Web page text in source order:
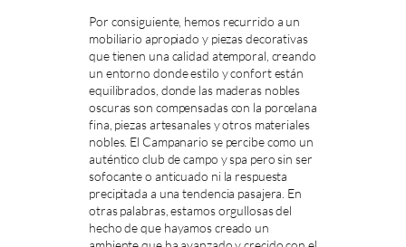
Por consiguiente, hemos recurrido a un
mobiliario apropiado y piezas decorativas
que tienen una calidad atemporal, creando
un entorno donde estilo y confort están
equilibrados, donde las maderas nobles
oscuras son compensadas con la porcelana
fina, piezas artesanales y otros materiales
nobles. El Campanario se percibe como un
auténtico club de campo y spa pero sin ser
sofocante o anticuado ni la respuesta
precipitada a una tendencia pasajera. En
otras palabras, estamos orgullosas del
hecho de que hayamos creado un